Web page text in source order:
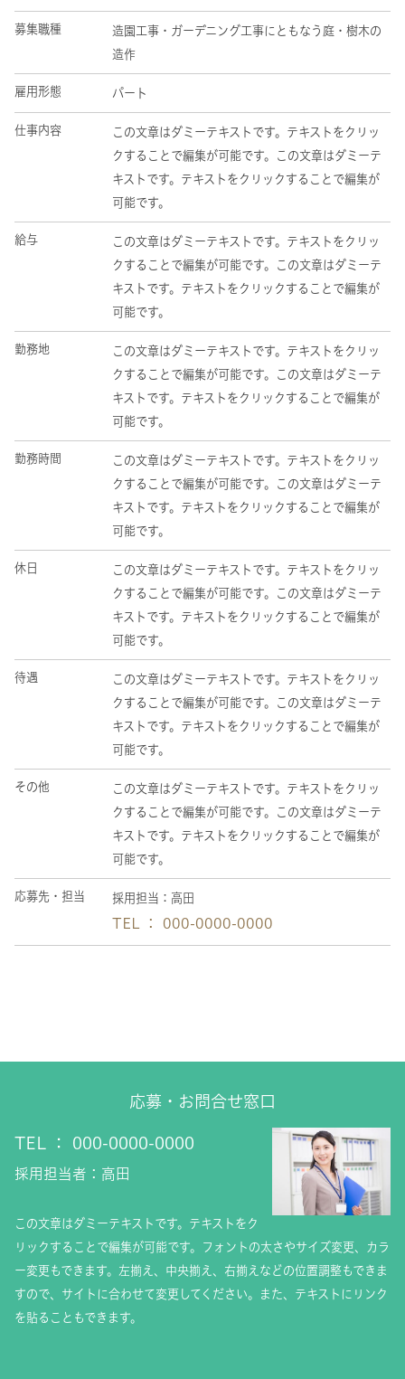
募集職種
造園工事・ガーデニング工事にともなう庭・樹木の
造作
雇用形態 パート
仕事内容
この文章はダミーテキストです。テキストをクリッ
クすることで編集が可能です。この文章はダミーテ
キストです。テキストをクリックすることで編集が
可能です。
給与
この文章はダミーテキストです。テキストをクリッ
クすることで編集が可能です。この文章はダミーテ
キストです。テキストをクリックすることで編集が
可能です。
勤務地
この文章はダミーテキストです。テキストをクリッ
クすることで編集が可能です。この文章はダミーテ
キストです。テキストをクリックすることで編集が
可能です。
勤務時間
この文章はダミーテキストです。テキストをクリッ
クすることで編集が可能です。この文章はダミーテ
キストです。テキストをクリックすることで編集が
可能です。
休日
この文章はダミーテキストです。テキストをクリッ
クすることで編集が可能です。この文章はダミーテ
キストです。テキストをクリックすることで編集が
可能です。
待遇
この文章はダミーテキストです。テキストをクリッ
クすることで編集が可能です。この文章はダミーテ
キストです。テキストをクリックすることで編集が
可能です。
その他
この文章はダミーテキストです。テキストをクリッ
クすることで編集が可能です。この文章はダミーテ
キストです。テキストをクリックすることで編集が
可能です。
応募先・担当 採用担当：高田
TEL ： 000-0000-0000
応募・お問合せ窓口
TEL ： 000-0000-0000
採用担当者：高田
この文章はダミーテキストです。テキストをク
リックすることで編集が可能です。フォントの太さやサイズ変更、カラ
ー変更もできます。左揃え、中央揃え、右揃えなどの位置調整もできま
すので、サイトに合わせて変更してください。また、テキストにリンク
を貼ることもできます。